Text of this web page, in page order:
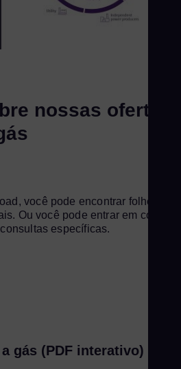
nossas ofertas
você pode encontrar folhetos,
Ou você pode entrar em contato
específicas.
gás (PDF interativo)